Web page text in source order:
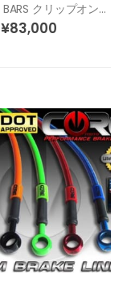
CONVERTI BARS クリップオンハンドル 各サイズ/各色
¥83,000